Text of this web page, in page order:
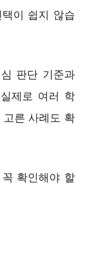
이 쉽지 않습
판단 기준과
제로 여러 학
른 사례도 확
확인해야 할